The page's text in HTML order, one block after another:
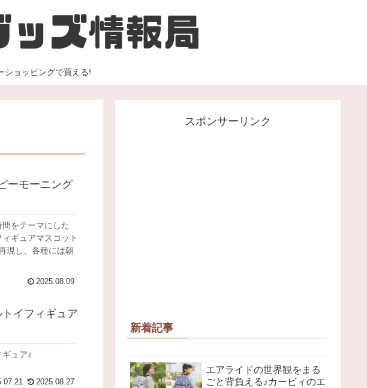
ショッピングで買える!
ーモーニング
をテーマにした
ギュアマスコット
現し、各種には朝
2025.08.09
イフィギュア
ュア♪
2025.08.27
スポンサーリンク
新着記事
エアライドの世界観をまる
ごと背負える♪カービィのエ